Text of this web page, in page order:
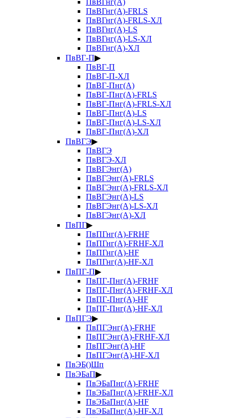
ПвВГнг(А)
ПвВГнг(А)-FRLS
ПвВГнг(А)-FRLS-ХЛ
ПвВГнг(А)-LS
ПвВГнг(А)-LS-ХЛ
ПвВГнг(А)-ХЛ
ПвВГ-П▶
ПвВГ-П
ПвВГ-П-ХЛ
ПвВГ-Пнг(А)
ПвВГ-Пнг(А)-FRLS
ПвВГ-Пнг(А)-FRLS-ХЛ
ПвВГ-Пнг(А)-LS
ПвВГ-Пнг(А)-LS-ХЛ
ПвВГ-Пнг(А)-ХЛ
ПвВГЭ▶
ПвВГЭ
ПвВГЭ-ХЛ
ПвВГЭнг(А)
ПвВГЭнг(А)-FRLS
ПвВГЭнг(А)-FRLS-ХЛ
ПвВГЭнг(А)-LS
ПвВГЭнг(А)-LS-ХЛ
ПвВГЭнг(А)-ХЛ
ПвПГ▶
ПвПГнг(А)-FRHF
ПвПГнг(А)-FRHF-ХЛ
ПвПГнг(А)-HF
ПвПГнг(А)-HF-ХЛ
ПвПГ-П▶
ПвПГ-Пнг(А)-FRHF
ПвПГ-Пнг(А)-FRHF-ХЛ
ПвПГ-Пнг(А)-HF
ПвПГ-Пнг(А)-HF-ХЛ
ПвПГЭ▶
ПвПГЭнг(А)-FRHF
ПвПГЭнг(А)-FRHF-ХЛ
ПвПГЭнг(А)-HF
ПвПГЭнг(А)-HF-ХЛ
ПвЭБ()Шп
ПвЭБаП▶
ПвЭБаПнг(А)-FRHF
ПвЭБаПнг(А)-FRHF-ХЛ
ПвЭБаПнг(А)-HF
ПвЭБаПнг(А)-HF-ХЛ